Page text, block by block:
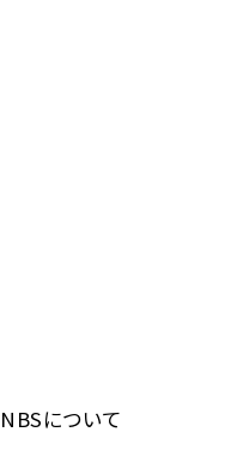
NBSについて